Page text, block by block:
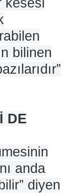
bilinen
DE
anda
diyen